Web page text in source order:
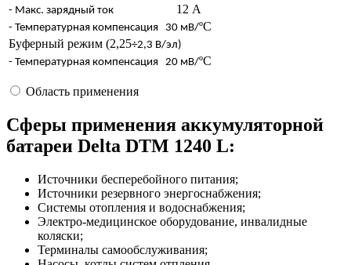
- Макс. зарядный ток
12 А
- Температурная компенсация 30 мВ/ºC
Буферный режим (2,25÷2,3 В/эл)
- Температурная компенсация 20 мВ/ºC
Область применения
Сферы применения аккумуляторной
батареи Delta DTM 1240 L:
Источники бесперебойного питания;
Источники резервного энергоснабжения;
Системы отопления и водоснабжения;
Электро-медицинское оборудование, инвалидные
коляски;
Терминалы самообслуживания;